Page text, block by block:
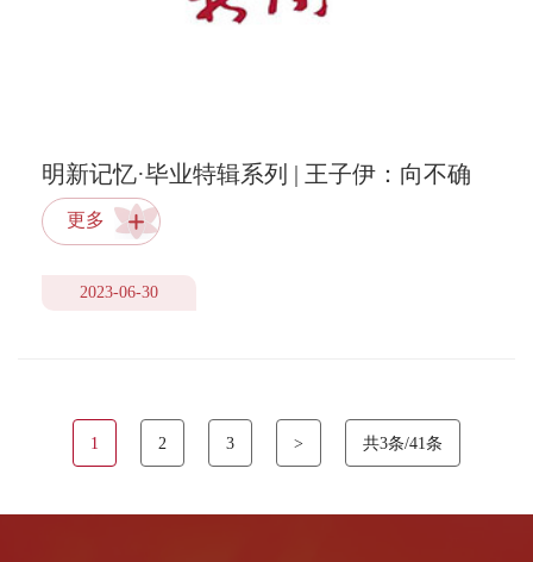
明新记忆·毕业特辑系列 | 王子伊：向不确
定大步快跑
更多
2023-06-30
1 2 3 > 共3条/41条